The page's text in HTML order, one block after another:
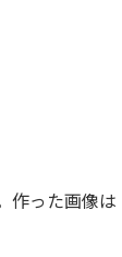
作った画像は